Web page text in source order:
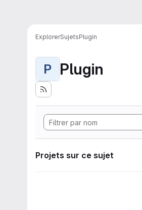
ExplorerSujetsPlugin
P Plugin
Projets sur ce sujet